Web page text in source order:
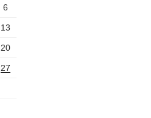
6
13
20
27